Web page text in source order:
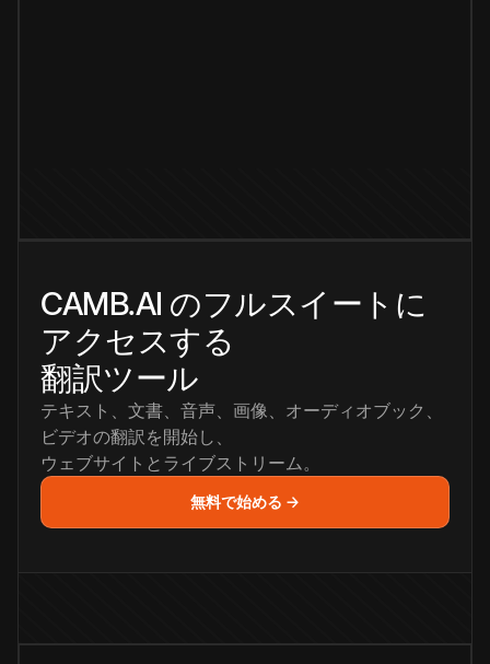
CAMB.AI のフルスイートに
アクセスする
翻訳ツール
テキスト、文書、音声、画像、オーディオブック、
ビデオの翻訳を開始し、
ウェブサイトとライブストリーム。
無料で始める →